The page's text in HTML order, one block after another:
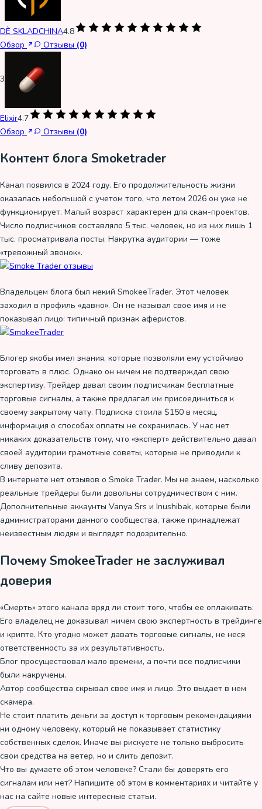
DÈ SKLADCHINA4.8
Обзор
Отзывы (0)
3
Elixir4.7
Обзор
Отзывы (0)
Контент блога Smoketrader
Канал появился в 2024 году. Его продолжительность жизни
оказалась небольшой с учетом того, что летом 2026 он уже не
функционирует. Малый возраст характерен для скам-проектов.
Число подписчиков составляло 5 тыс. человек, но из них лишь 1
тыс. просматривала посты. Накрутка аудитории — тоже
«тревожный звонок».
Владельцем блога был некий SmokeeTrader. Этот человек
заходил в профиль «давно». Он не называл свое имя и не
показывал лицо: типичный признак аферистов.
Блогер якобы имел знания, которые позволяли ему устойчиво
торговать в плюс. Однако он ничем не подтверждал свою
экспертизу. Трейдер давал своим подписчикам бесплатные
торговые сигналы, а также предлагал им присоединиться к
своему закрытому чату. Подписка стоила $150 в месяц,
информация о способах оплаты не сохранилась. У нас нет
никаких доказательств тому, что «эксперт» действительно давал
своей аудитории грамотные советы, которые не приводили к
сливу депозита.
В интернете нет отзывов о Smoke Trader. Мы не знаем, насколько
реальные трейдеры были довольны сотрудничеством с ним.
Дополнительные аккаунты Vanya Srs и Inushibak, которые были
администраторами данного сообщества, также принадлежат
неизвестным людям и выглядят подозрительно.
Почему SmokeeTrader не заслуживал
доверия
«Смерть» этого канала вряд ли стоит того, чтобы ее оплакивать:
Его владелец не доказывал ничем свою экспертность в трейдинге
и крипте. Кто угодно может давать торговые сигналы, не неся
ответственность за их результативность.
Блог просуществовал мало времени, а почти все подписчики
были накручены.
Автор сообщества скрывал свое имя и лицо. Это выдает в нем
скамера.
Не стоит платить деньги за доступ к торговым рекомендациями
ни одному человеку, который не показывает статистику
собственных сделок. Иначе вы рискуете не только выбросить
свои средства на ветер, но и слить депозит.
Что вы думаете об этом человеке? Стали бы доверять его
сигналам или нет? Напишите об этом в комментариях и читайте у
нас на сайте новые интересные статьи.